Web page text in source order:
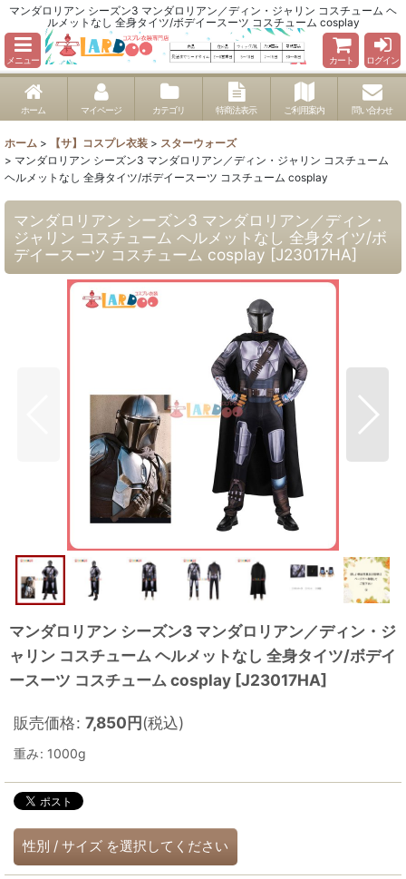
マンダロリアン シーズン3 マンダロリアン／ディン・ジャリン コスチューム ヘ
ルメットなし 全身タイツ/ボデイースーツ コスチューム cosplay
メニュー カート ログイン
ホーム マイページ カテゴリ 特商法表示 ご利用案内 問い合わせ
ホーム > 【サ】コスプレ衣装 > スターウォーズ
> マンダロリアン シーズン3 マンダロリアン／ディン・ジャリン コスチューム
ヘルメットなし 全身タイツ/ボデイースーツ コスチューム cosplay
マンダロリアン シーズン3 マンダロリアン／ディン・
ジャリン コスチューム ヘルメットなし 全身タイツ/ボ
デイースーツ コスチューム cosplay [J23017HA]
マンダロリアン シーズン3 マンダロリアン／ディン・ジ
ャリン コスチューム ヘルメットなし 全身タイツ/ボデイ
ースーツ コスチューム cosplay [J23017HA]
販売価格: 7,850円(税込)
重み: 1000g
性別 / サイズ を選択してください